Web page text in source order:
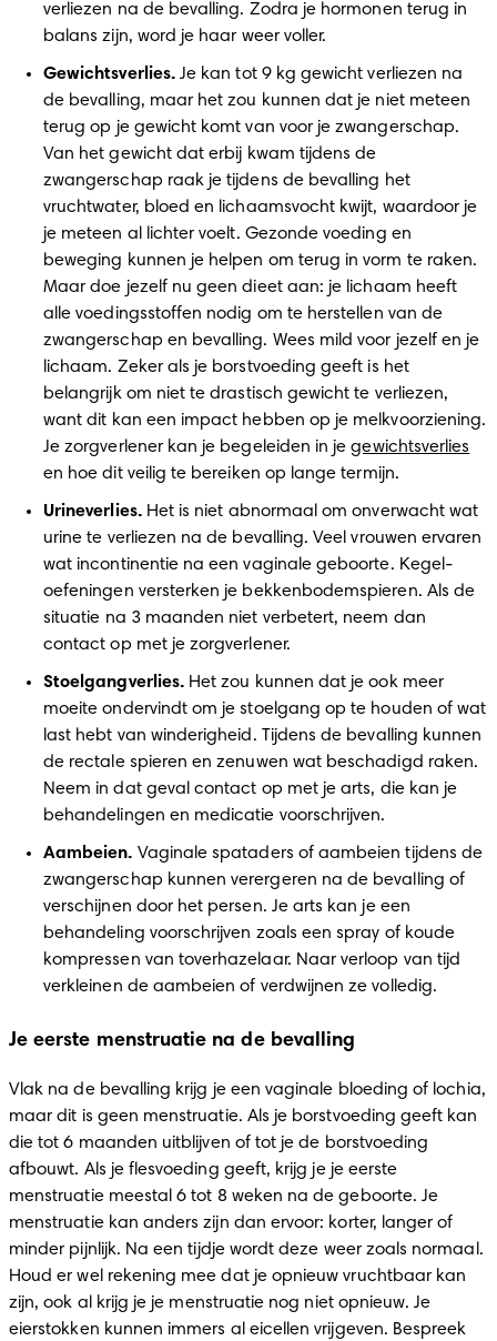
verliezen na de bevalling. Zodra je hormonen terug in
balans zijn, word je haar weer voller.
Gewichtsverlies. Je kan tot 9 kg gewicht verliezen na
de bevalling, maar het zou kunnen dat je niet meteen
terug op je gewicht komt van voor je zwangerschap.
Van het gewicht dat erbij kwam tijdens de
zwangerschap raak je tijdens de bevalling het
vruchtwater, bloed en lichaamsvocht kwijt, waardoor je
je meteen al lichter voelt. Gezonde voeding en
beweging kunnen je helpen om terug in vorm te raken.
Maar doe jezelf nu geen dieet aan: je lichaam heeft
alle voedingsstoffen nodig om te herstellen van de
zwangerschap en bevalling. Wees mild voor jezelf en je
lichaam. Zeker als je borstvoeding geeft is het
belangrijk om niet te drastisch gewicht te verliezen,
want dit kan een impact hebben op je melkvoorziening.
Je zorgverlener kan je begeleiden in je gewichtsverlies
en hoe dit veilig te bereiken op lange termijn.
Urineverlies. Het is niet abnormaal om onverwacht wat
urine te verliezen na de bevalling. Veel vrouwen ervaren
wat incontinentie na een vaginale geboorte. Kegel-
oefeningen versterken je bekkenbodemspieren. Als de
situatie na 3 maanden niet verbetert, neem dan
contact op met je zorgverlener.
Stoelgangverlies. Het zou kunnen dat je ook meer
moeite ondervindt om je stoelgang op te houden of wat
last hebt van winderigheid. Tijdens de bevalling kunnen
de rectale spieren en zenuwen wat beschadigd raken.
Neem in dat geval contact op met je arts, die kan je
behandelingen en medicatie voorschrijven.
Aambeien. Vaginale spataders of aambeien tijdens de
zwangerschap kunnen verergeren na de bevalling of
verschijnen door het persen. Je arts kan je een
behandeling voorschrijven zoals een spray of koude
kompressen van toverhazelaar. Naar verloop van tijd
verkleinen de aambeien of verdwijnen ze volledig.
Je eerste menstruatie na de bevalling
Vlak na de bevalling krijg je een vaginale bloeding of lochia,
maar dit is geen menstruatie. Als je borstvoeding geeft kan
die tot 6 maanden uitblijven of tot je de borstvoeding
afbouwt. Als je flesvoeding geeft, krijg je je eerste
menstruatie meestal 6 tot 8 weken na de geboorte. Je
menstruatie kan anders zijn dan ervoor: korter, langer of
minder pijnlijk. Na een tijdje wordt deze weer zoals normaal.
Houd er wel rekening mee dat je opnieuw vruchtbaar kan
zijn, ook al krijg je je menstruatie nog niet opnieuw. Je
eierstokken kunnen immers al eicellen vrijgeven. Bespreek